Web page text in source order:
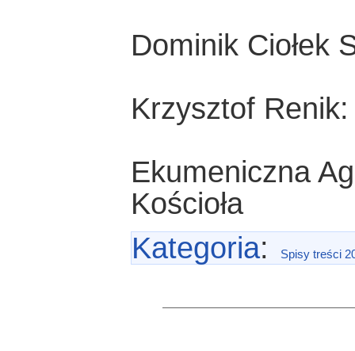
Dominik Ciołek
Krzysztof
Ekumeniczna
Kościoła
Kategoria: Spisy treści